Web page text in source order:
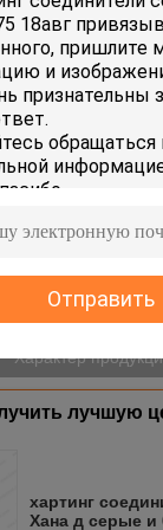
Отправить
HARTING
серый
Хан д
awg 18
и 0,75
продукции
соеди...
Характер
лучшую
хартинг
Хана д серые и